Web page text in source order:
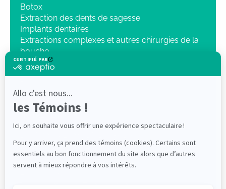
Botox
Extraction des dents de sagesse
Implants dentaires
Extractions complexes et autres chirurgies de la
bouche
Sédation intraveineuse
Chirurgie orthognatique
Traumatologie
Radiologie 3D
NOTRE CLINIQUE
Dr Elliot Saleh DMD, FRCDC ABOMS
PROFESSIONNELS